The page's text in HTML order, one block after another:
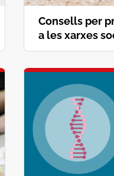
Consells per
a les xarxes